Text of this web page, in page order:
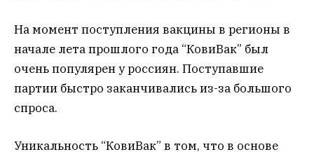
На момент поступления вакцины в регионы в
начале лета прошлого года “КовиВак” был
очень популярен у россиян. Поступавшие
партии быстро заканчивались из-за большого
спроса.
Уникальность “КовиВак” в том, что в основе